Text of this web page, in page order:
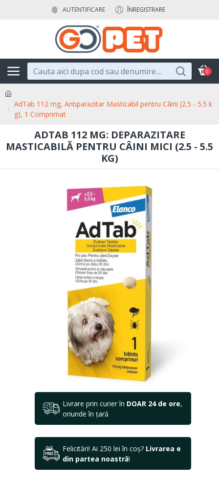
AUTENTIFICARE ÎNREGISTRARE
0
AdTab 112 mg, Antiparazitar Masticabil pentru Câini (2.5 - 5.5 k
g), 1 Comprimat
ADTAB 112 MG: DEPARAZITARE
MASTICABILĂ PENTRU CÂINI MICI (2.5 - 5.5
KG)
Livrare prin curier în DOAR 24 de ore,
oriunde în țară
Felicitări! Ai 250 lei în coș? Livrarea e
din partea noastră!